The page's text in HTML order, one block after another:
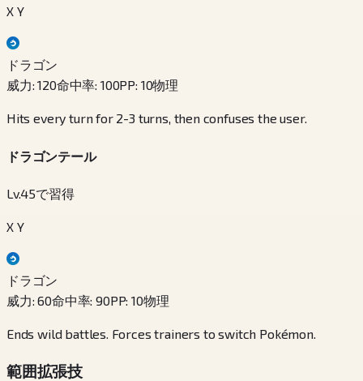
X Y
ドラゴン
威力:120命中率: 100PP: 10物理
Hits every turn for 2-3 turns, then confuses the user.
ドラゴンテール
Lv.45で習得
X Y
ドラゴン
威力:60命中率:90PP:10物理
Ends wild battles. Forces trainers to switch Pokémon.
範囲拡張技